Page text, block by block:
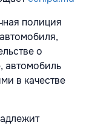
полиция
о
автомобиль
в качестве